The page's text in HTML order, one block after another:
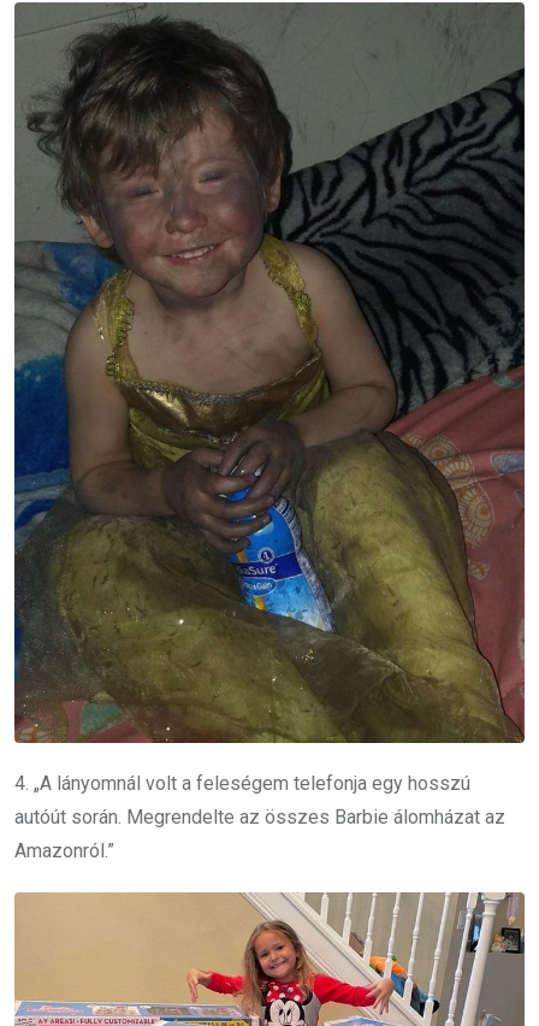
4. „A lányomnál volt a feleségem telefonja egy hosszú
autóút során. Megrendelte az összes Barbie álomházat az
Amazonról.”